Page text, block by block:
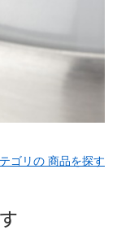
ゴリの 商品を探す